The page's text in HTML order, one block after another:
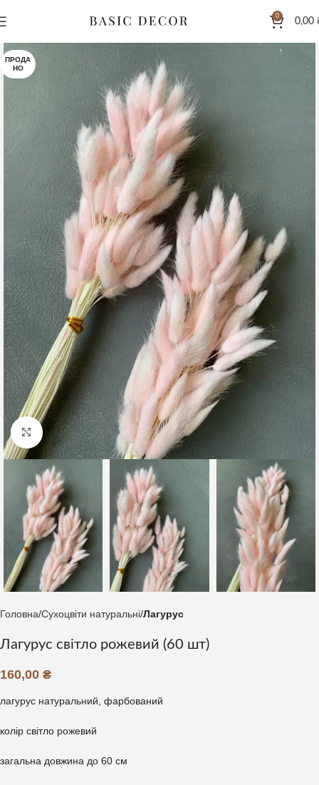
0
0,00
ПРОДА
НО
Клацніть, щоб збільшити
Головна Сухоцвіти натуральні Лагурус
Лагурус світло рожевий (60 шт)
160,00 ₴
лагурус натуральний, фарбований
колір світло рожевий
загальна довжина до 60 см